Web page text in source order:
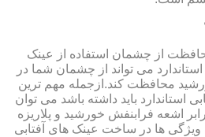
از چشمان استفاده از عینک
می تواند از چشمان شما در
محافظت کند.ازجمله مهم ترین
استاندارد باید داشته باشد می توان
درصد در برابر اشعه فرابنفش خورشید و پلاریزه
ویژگی ها در ساخت عینک های آفتابی